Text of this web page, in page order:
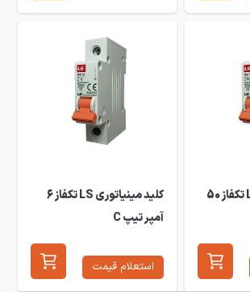
کلید مینیاتوری LS تکفاز 50
کلید مینیاتوری LS تکفاز 6
آمپر تیپ C
استعلام قیمت